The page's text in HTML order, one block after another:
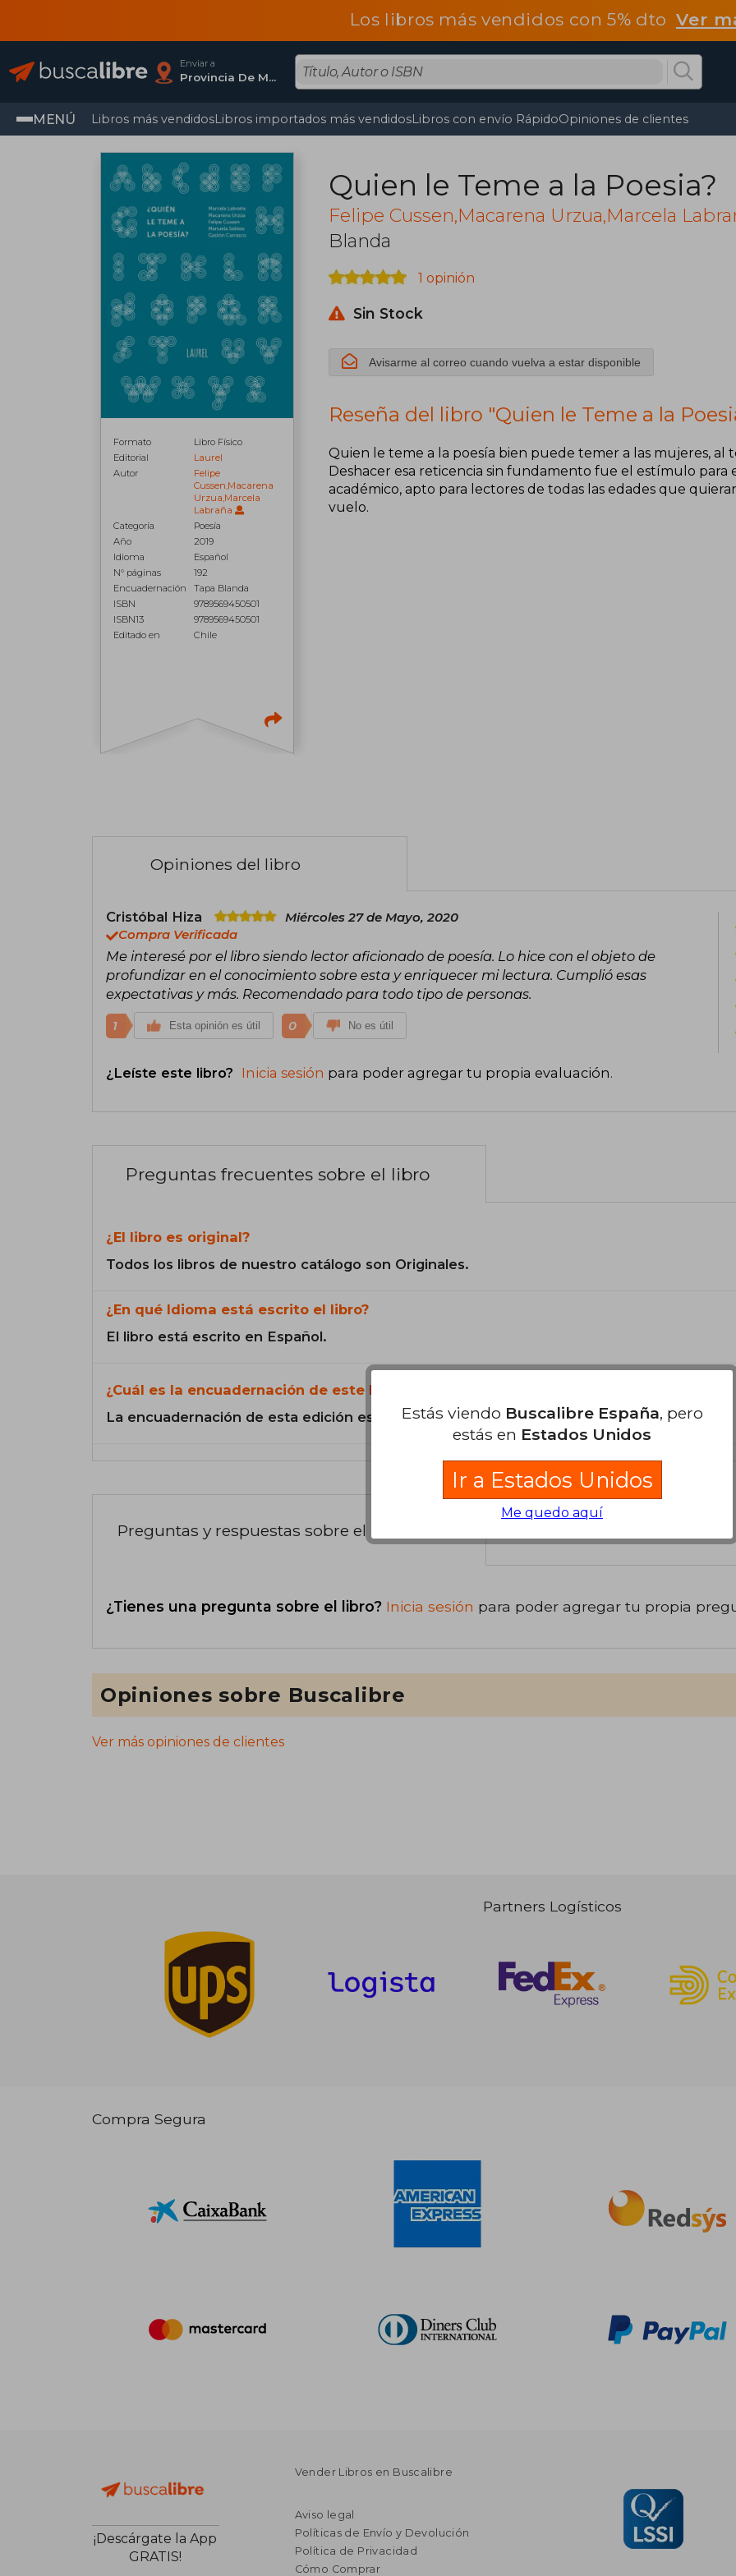
Los libros más vendidos con 5% dtoVer
Enviar a
Provincia De Madrid
MENÚ Libros más vendidosLibros importados más vendidosLibros con envío RápidoOpiniones de clientes
Formato
Libro Físico
Editorial
Laurel
Autor
Felipe
Cussen,Macarena
Urzua,Marcela
Labraña
Categoría
Poesía
Año
2019
Idioma
Español
N° páginas
192
Encuadernación
Tapa Blanda
ISBN
9789569450501
ISBN13
9789569450501
Editado en
Chile
Quien le Teme a la Poesia?
Felipe Cussen,Macarena Urzua,Marcela
Blanda
1 opinión
Sin Stock
Avisarme al correo cuando vuelva a estar disponible
Reseña del libro "Quien le Teme a la
Quien le teme a la poesía bien puede temer a las mujeres, al
Deshacer esa reticencia sin fundamento fue el estímulo para
académico, apto para lectores de todas las edades que
vuelo.
Opiniones del libro
Cristóbal Hiza
Miércoles 27 de Mayo, 2020
Compra Verificada
Me interesé por el libro siendo lector aficionado de poesía. Lo hice con el objeto de
profundizar en el conocimiento sobre esta y enriquecer mi lectura. Cumplió esas
expectativas y más. Recomendado para todo tipo de personas.
1 Esta opinión es útil 0 No es útil
¿Leíste este libro? Inicia sesión para poder agregar tu propia evaluación.
Preguntas frecuentes sobre el libro
¿El libro es original?
Todos los libros de nuestro catálogo son Originales.
¿En qué Idioma está escrito el libro?
El libro está escrito en Español.
¿Cuál es la encuadernación de este libro?
La encuadernación de esta edición es Tapa Blanda.
Preguntas y respuestas sobre el libro
¿Tienes una pregunta sobre el libro? Inicia sesión para poder agregar tu propia
Opiniones sobre Buscalibre
Ver más opiniones de clientes
Partners Logísticos
Compra Segura
¡Descárgate la App
GRATIS!
Vender Libros en Buscalibre
Aviso legal
Políticas de Envío y Devolución
Política de Privacidad
Cómo Comprar
Estás viendo Buscalibre España, pero
estás en Estados Unidos
Ir a Estados Unidos
Me quedo aquí